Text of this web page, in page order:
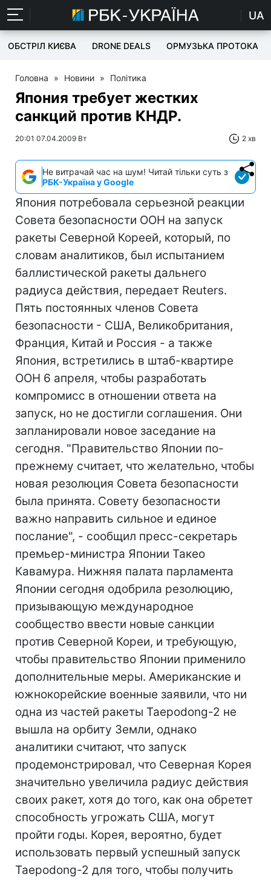
UA
ОБСТРІЛ КИЄВА DRONE DEALS ОРМУЗЬКА ПРОТОКА
Головна » Новини » Політика
Япония требует жестких
санкций против КНДР.
20:01 07.04.2009 Вт 2 хв
Не витрачай час на шум! Читай тільки суть з
РБК-Україна у Google
Япония потребовала серьезной реакции
Совета безопасности ООН на запуск
ракеты Северной Кореей, который, по
словам аналитиков, был испытанием
баллистической ракеты дальнего
радиуса действия, передает Reuters.
Пять постоянных членов Совета
безопасности - США, Великобритания,
Франция, Китай и Россия - а также
Япония, встретились в штаб-квартире
ООН 6 апреля, чтобы разработать
компромисс в отношении ответа на
запуск, но не достигли соглашения. Они
запланировали новое заседание на
сегодня. "Правительство Японии по-
прежнему считает, что желательно, чтобы
новая резолюция Совета безопасности
была принята. Совету безопасности
важно направить сильное и единое
послание", - сообщил пресс-секретарь
премьер-министра Японии Такео
Кавамура. Нижняя палата парламента
Японии сегодня одобрила резолюцию,
призывающую международное
сообщество ввести новые санкции
против Северной Кореи, и требующую,
чтобы правительство Японии применило
дополнительные меры. Американские и
южнокорейские военные заявили, что ни
одна из частей ракеты Taepodong-2 не
вышла на орбиту Земли, однако
аналитики считают, что запуск
продемонстрировал, что Северная Корея
значительно увеличила радиус действия
своих ракет, хотя до того, как она обретет
способность угрожать США, могут
пройти годы. Корея, вероятно, будет
использовать первый успешный запуск
Taepodong-2 для того, чтобы получить